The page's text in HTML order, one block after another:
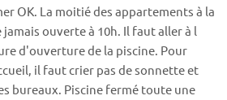
OK. La moitié des appartements à la
ouverte à 10h. Il faut aller à l
d'ouverture de la piscine. Pour
il faut crier pas de sonnette et
bureaux. Piscine fermé toute une